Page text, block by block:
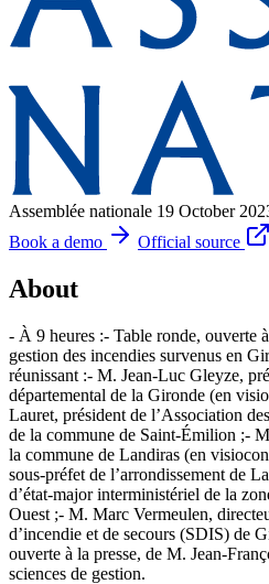
Assemblée nationale 19 October
Book a demo
Official source
About
- À 9 heures :- Table ronde, ouverte
gestion des incendies survenus en
réunissant :- M. Jean-Luc Gleyze,
départemental de la Gironde (en
Lauret, président de l’Association
de la commune de Saint-Émilion ;-
la commune de Landiras (en
sous-préfet de l’arrondissement de
d’état-major interministériel de la
Ouest ;- M. Marc Vermeulen,
d’incendie et de secours (SDIS) de
ouverte à la presse, de M. Jean-
sciences de gestion.